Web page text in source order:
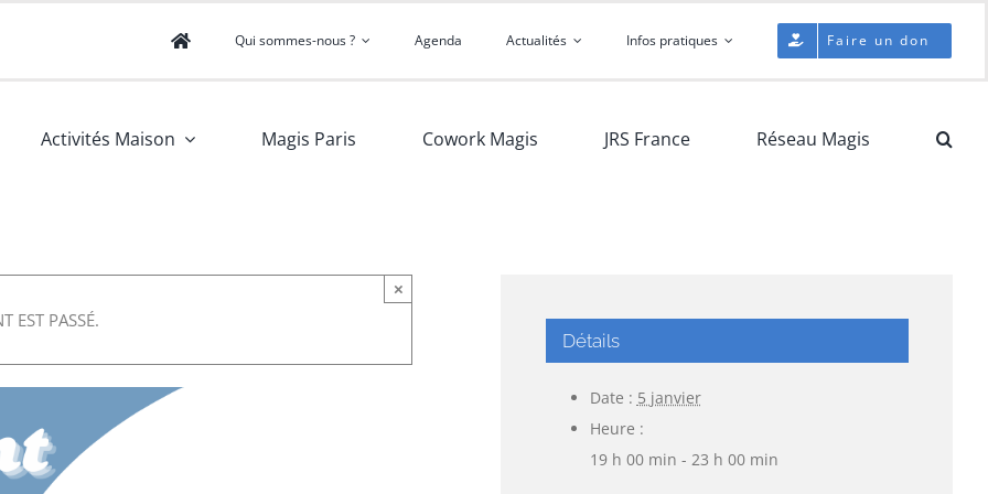
Qui sommes-nous ? Agenda Actualités Infos pratiques Faire un don
Activités Maison Magis Paris Cowork Magis JRS France Réseau Magis
EST PASSÉ.
×
Détails
Date : 5 janvier
Heure :
19 h 00 min - 23 h 00 min